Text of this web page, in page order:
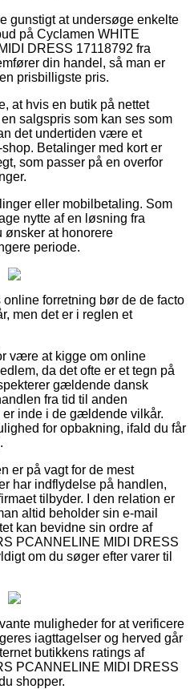
gunstigt at undersøge enkelte
på Cyclamen WHITE
DRESS 17118792 fra
din handel, så man er
prisbilligste pris.
at hvis en butik på nettet
salgspris som kan ses som
det undertiden være et
Betalinger med kort er
som passer på en overfor
eller mobilbetaling. Som
nytte af en løsning fra
ønsker at honorere
periode.
forretning bør de de facto
men det er i reglen et
være at kigge om online
da det ofte er et tegn på
gældende dansk
fra tid til anden
inde i de gældende vilkår.
for opbakning, ifald du får
er på vagt for de mest
har indflydelse på handlen,
tilbyder. I den relation er
altid beholder sin e-mail
kan bevidne sin ordre af
PCANNELINE MIDI DRESS
om du søger efter varer til
muligheder for at verificere
iagttagelser og herved går
butikkens ratings af
PCANNELINE MIDI DRESS
shopper.